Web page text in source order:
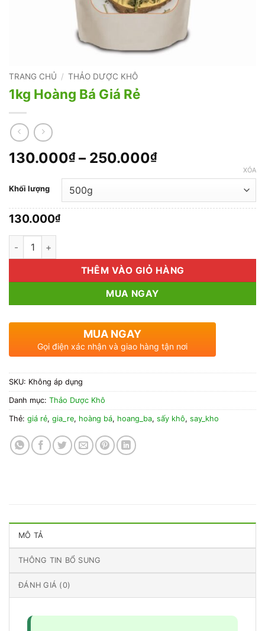
TRANG CHỦ / THẢO DƯỢC KHÔ
1kg Hoàng Bá Giá Rẻ
130.000₫ – 250.000₫Khoảng
130.000₫
đến
Khối lượng
XÓA
130.000₫
1kg Hoàng Bá Giá Rẻ số lượng
THÊM VÀO GIỎ HÀNG
MUA NGAY
MUA NGAY
Gọi điện xác nhận và giao hàng tận nơi
SKU: Không áp dụng
Danh mục: Thảo Dược Khô
Thẻ: giá rẻ, gia_re, hoàng bá, hoang_ba, sấy khô, say_kho
MÔ TẢ
THÔNG TIN BỔ SUNG
ĐÁNH GIÁ (0)